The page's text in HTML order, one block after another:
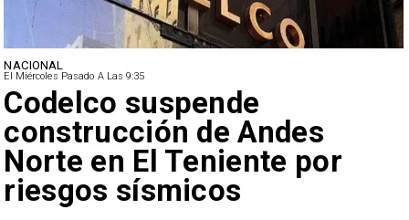
NACIONAL
El Miércoles Pasado A Las 9:35
Lluvias históricas en Chile:
ciudades alcanzan máximos
nunca vistos